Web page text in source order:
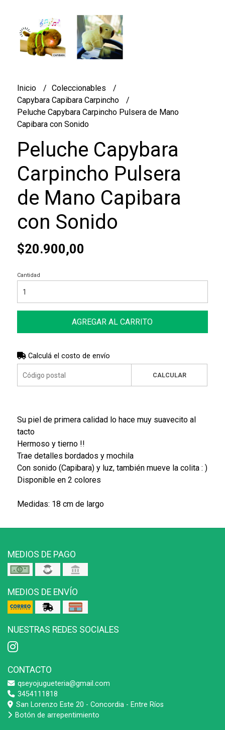
Inicio
Coleccionables
Capybara Capibara Carpincho
Peluche Capybara Carpincho Pulsera de Mano
Capibara con Sonido
Peluche Capybara
Carpincho Pulsera
de Mano Capibara
con Sonido
$20.900,00
Cantidad
AGREGAR AL CARRITO
Calculá el costo de envío
CALCULAR
Su piel de primera calidad lo hace muy suavecito al
tacto
Hermoso y tierno !!
Trae detalles bordados y mochila
Con sonido (Capibara) y luz, también mueve la colita : )
Disponible en 2 colores
Medidas: 18 cm de largo
MEDIOS DE PAGO
MEDIOS DE ENVÍO
NUESTRAS REDES SOCIALES
CONTACTO
qseyojugueteria@gmail.com
3454111818
San Lorenzo Este 20 - Concordia - Entre Ríos
Botón de arrepentimiento